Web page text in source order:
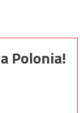
Polonia!